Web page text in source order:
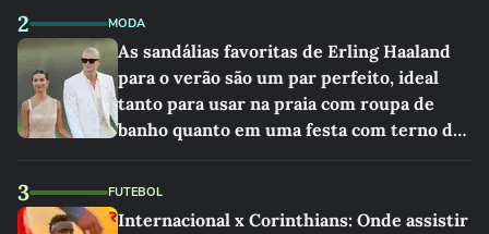
2 MODA
As sandálias favoritas de Erling Haaland
para o verão são um par perfeito, ideal
tanto para usar na praia com roupa de
banho quanto em uma festa com terno de
3 FUTEBOL
Internacional x Corinthians: Onde assistir